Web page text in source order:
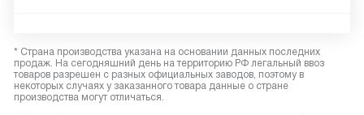
* Страна производства указана на основании данных последних
продаж. На сегодняшний день на территорию РФ легальный ввоз
товаров разрешен с разных официальных заводов, поэтому в
некоторых случаях у заказанного товара данные о стране
производства могут отличаться.